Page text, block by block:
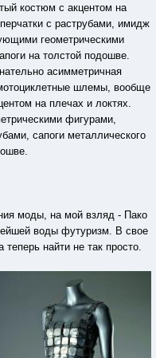
костюм с акцентом на
с раструбами, имидж
геометрическими
на толстой подошве.
асимметричная
шлемы, вообще
на плечах и локтях.
фигурами,
сапоги металлического
моды, на мой взляд - Пако
воды футуризм. В свое
найти не так просто.